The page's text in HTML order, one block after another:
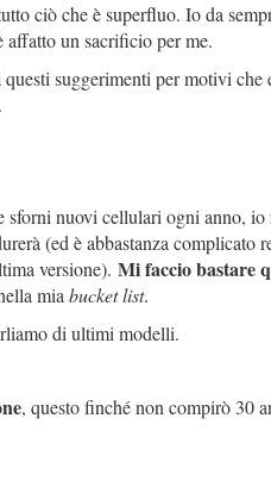
ciò che è superfluo. Io da
affatto un sacrificio per me.
suggerimenti per motivi
nuovi cellulari ogni anno,
(ed è abbastanza complicato
versione). Mi faccio bastare
miabucket list.
di ultimi modelli.
, questo finché non compirò 30